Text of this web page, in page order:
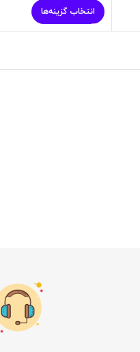
انتخاب گزینه‌ها